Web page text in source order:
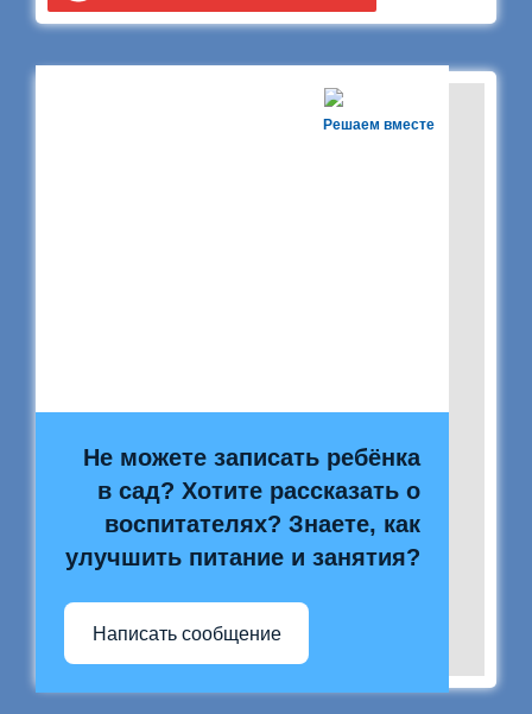
Решаем вместе
Не можете записать ребёнка
в сад? Хотите рассказать о
воспитателях? Знаете, как
улучшить питание и занятия?
Написать сообщение